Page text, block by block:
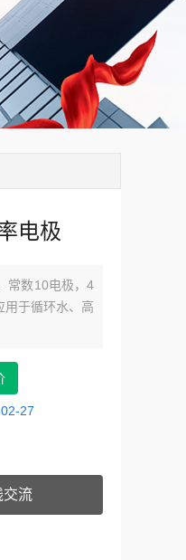
电极
常数10电极，4
用于循环水、高
27
交流